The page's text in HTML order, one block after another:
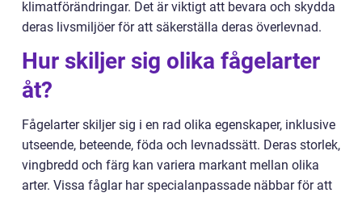
klimatförändringar. Det är viktigt att bevara och skydda
deras livsmiljöer för att säkerställa deras överlevnad.
Hur skiljer sig olika fågelarter
åt?
Fågelarter skiljer sig i en rad olika egenskaper, inklusive
utseende, beteende, föda och levnadssätt. Deras storlek,
vingbredd och färg kan variera markant mellan olika
arter. Vissa fåglar har specialanpassade näbbar för att